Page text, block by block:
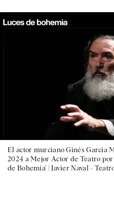
El actor murciano Ginés García
2024 a Mejor Actor de Teatro
de Bohemia' |Javier Naval -